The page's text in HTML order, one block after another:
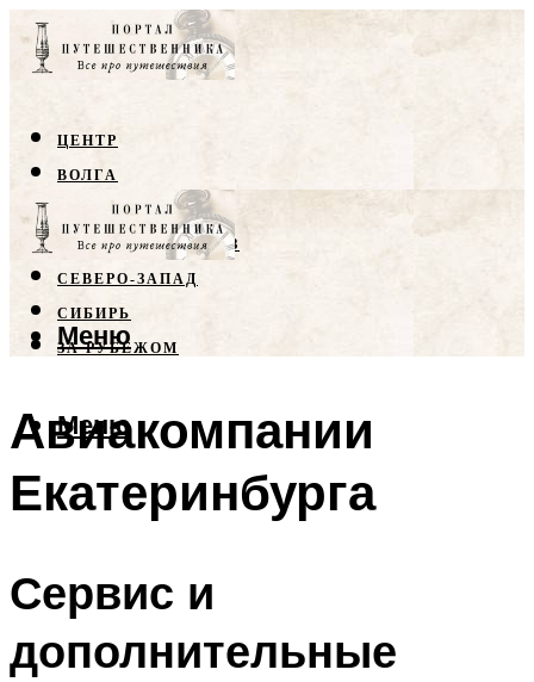
ЦЕНТР
ВОЛГА
КРЫМ
СЕВЕРНЫЙ КАВКАЗ
СЕВЕРО-ЗАПАД
СИБИРЬ
ЗА РУБЕЖОМ
Меню
Меню
Авиакомпании
Екатеринбурга
Сервис и
дополнительные